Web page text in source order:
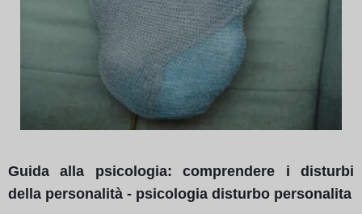
Guida alla psicologia: comprendere i disturbi
della personalità - psicologia disturbo personalita